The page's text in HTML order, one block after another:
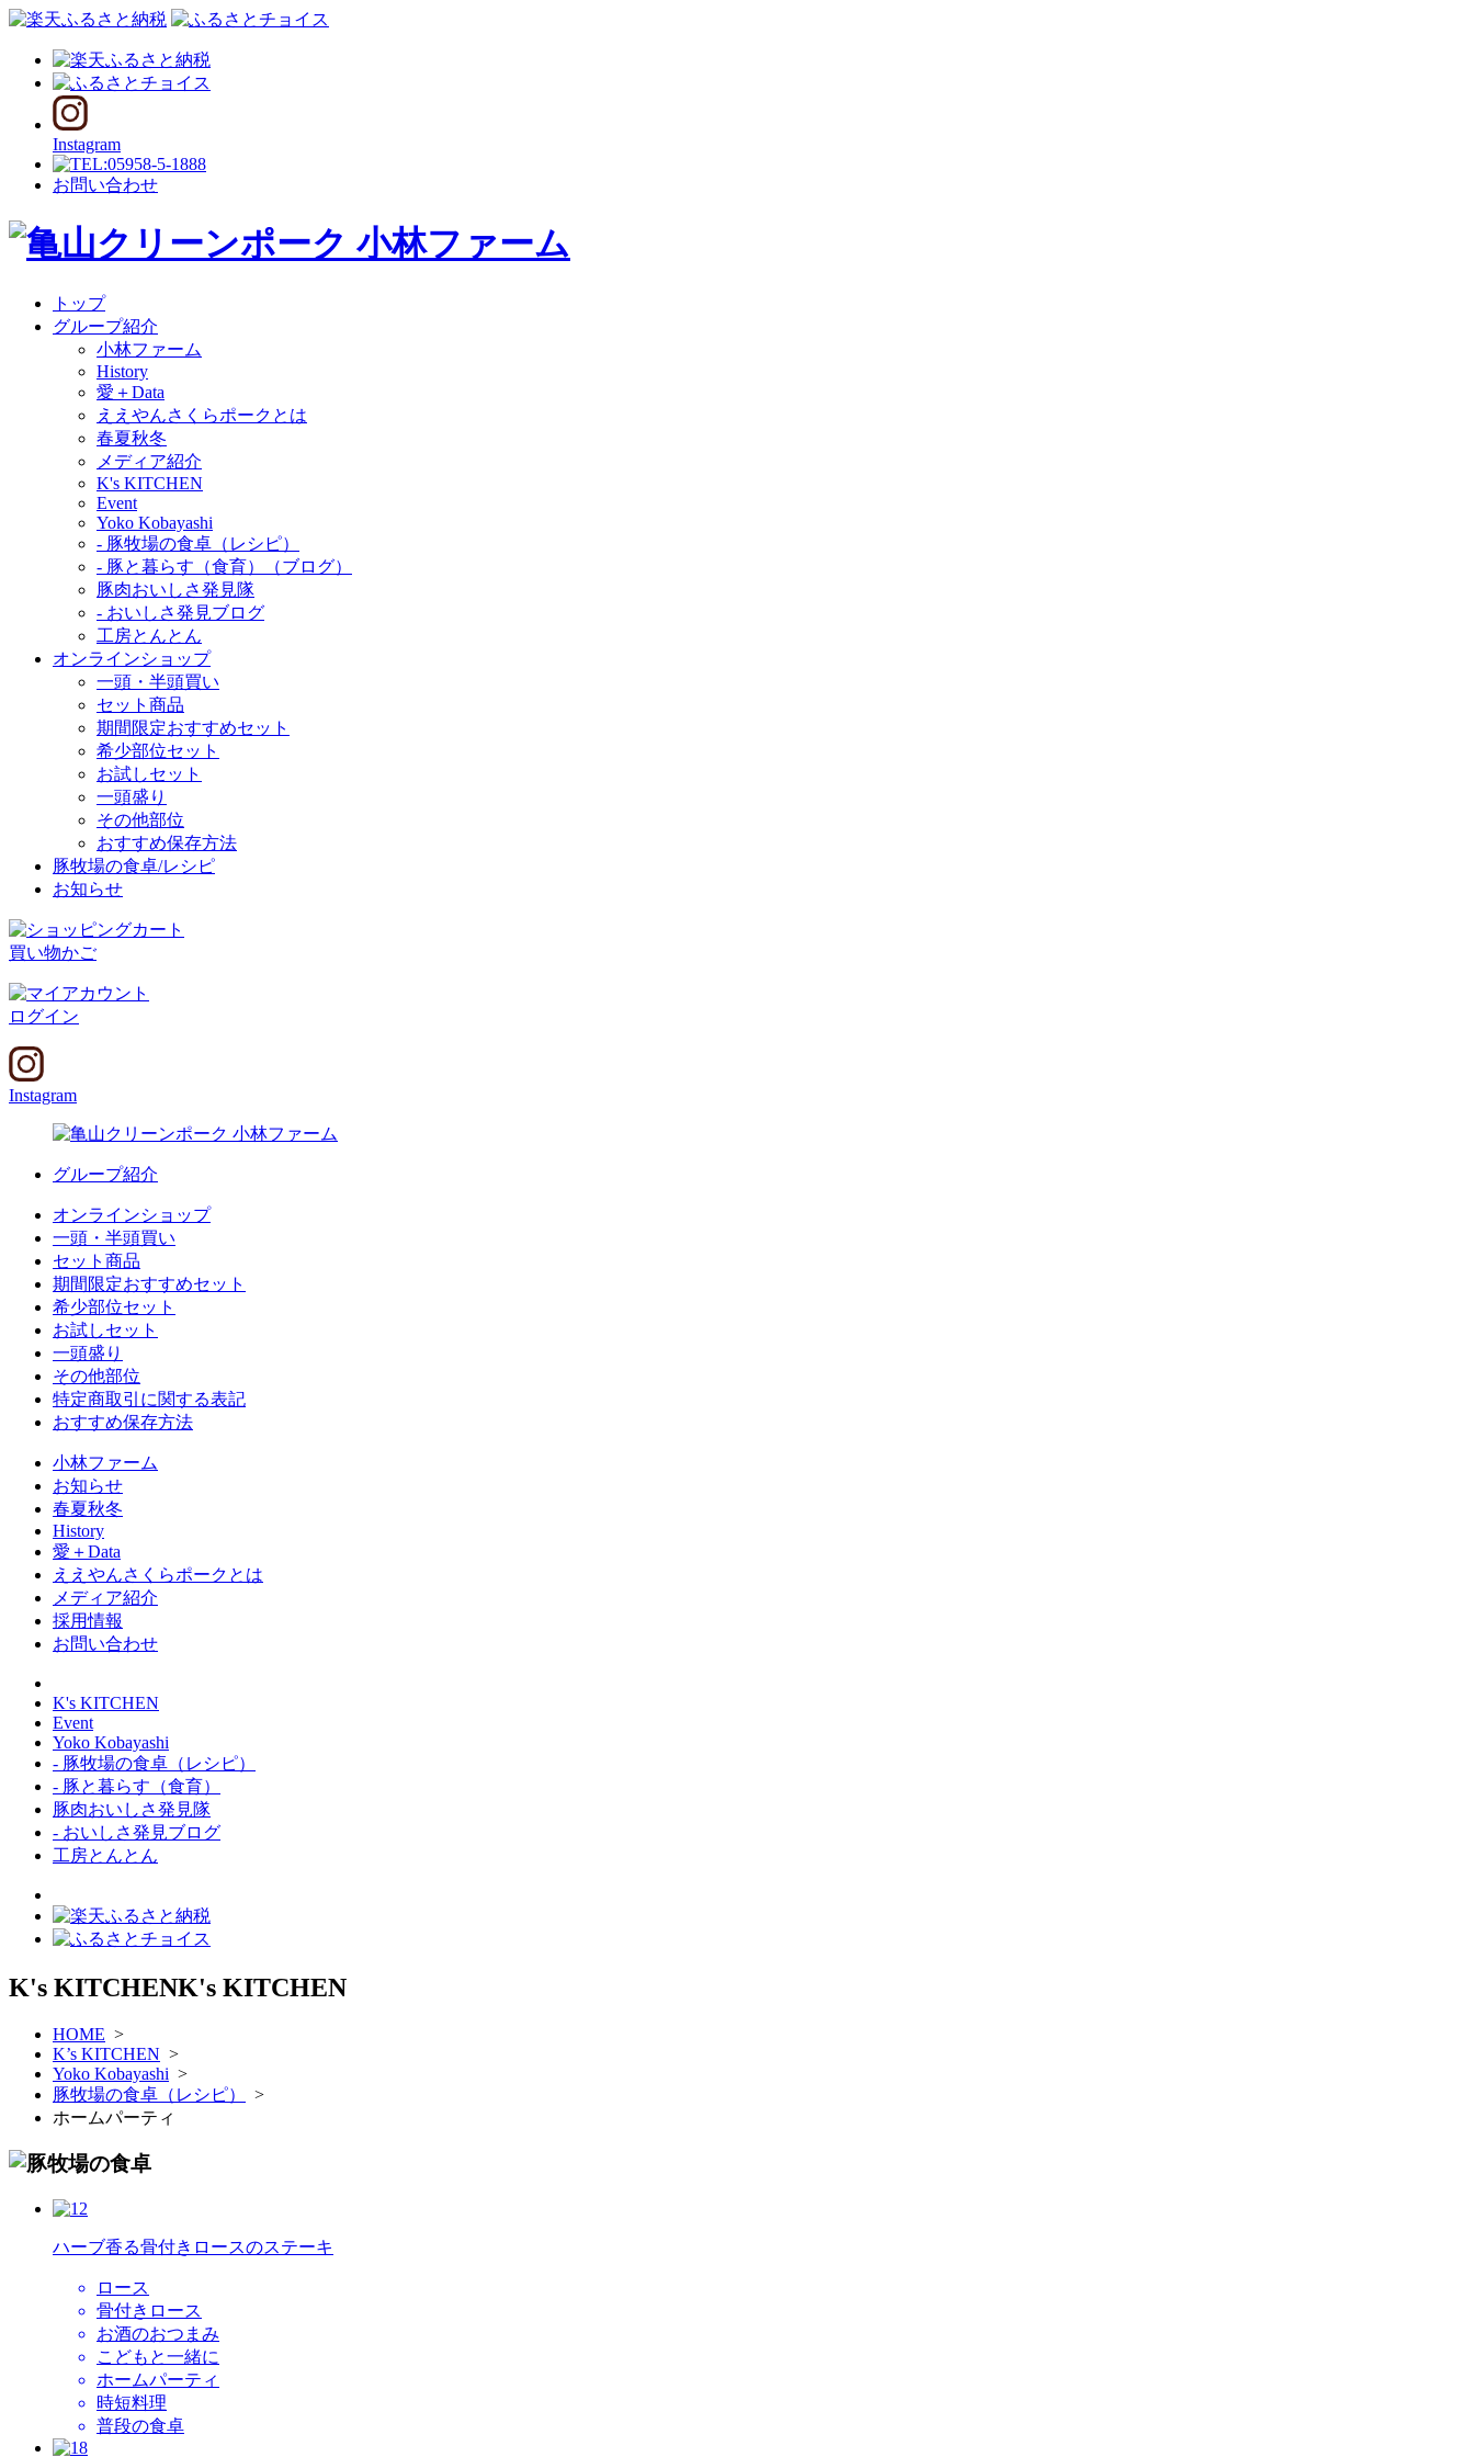
Instagram
お問い合わせ
トップ
グループ紹介
小林ファーム
History
愛＋Data
ええやんさくらポークとは
春夏秋冬
メディア紹介
K's KITCHEN
Event
Yoko Kobayashi
- 豚牧場の食卓（レシピ）
- 豚と暮らす（食育）（ブログ）
豚肉おいしさ発見隊
- おいしさ発見ブログ
工房とんとん
オンラインショップ
一頭・半頭買い
セット商品
期間限定おすすめセット
希少部位セット
お試しセット
一頭盛り
その他部位
おすすめ保存方法
豚牧場の食卓/レシピ
お知らせ
買い物かご
ログイン
Instagram
グループ紹介
オンラインショップ
一頭・半頭買い
セット商品
期間限定おすすめセット
希少部位セット
お試しセット
一頭盛り
その他部位
特定商取引に関する表記
おすすめ保存方法
小林ファーム
お知らせ
春夏秋冬
History
愛＋Data
ええやんさくらポークとは
メディア紹介
採用情報
お問い合わせ
K's KITCHEN
Event
Yoko Kobayashi
- 豚牧場の食卓（レシピ）
- 豚と暮らす（食育）
豚肉おいしさ発見隊
- おいしさ発見ブログ
工房とんとん
K's KITCHENK's KITCHEN
HOME >
K’s KITCHEN >
Yoko Kobayashi >
豚牧場の食卓（レシピ）
>
ホームパーティ
ハーブ香る骨付きロースのステーキ
ロース
骨付きロース
お酒のおつまみ
こどもと一緒に
ホームパーティ
時短料理
普段の食卓